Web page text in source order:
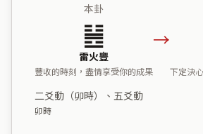
本卦
䷶
雷火豐
豐收的時刻，盡情享受你的成果
→
下定決
二爻動（卯時）、五爻動
卯時